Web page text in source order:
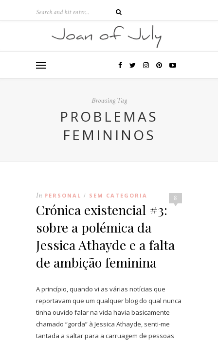
Browsing Tag
PROBLEMAS
FEMININOS
8
In PERSONAL / SEM CATEGORIA
Crónica existencial #3:
sobre a polémica da
Jessica Athayde e a falta
de ambição feminina
A princípio, quando vi as várias notícias que
reportavam que um qualquer blog do qual nunca
tinha ouvido falar na vida havia basicamente
chamado “gorda” à Jessica Athayde, senti-me
tantada a saltar para a carruagem de pessoas